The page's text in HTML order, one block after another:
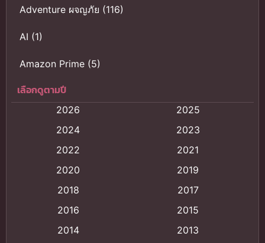
Adventure ผจญภัย (116)
AI (1)
Amazon Prime (5)
Anal (ประตูหลัง)
Animation การ์ตูน
Animation อนิเมะ
Animation แอนิเมชัน
เลือกดูตามปี
2026
2025
2024
2023
2022
2021
2020
2019
2018
2017
2016
2015
2014
2013